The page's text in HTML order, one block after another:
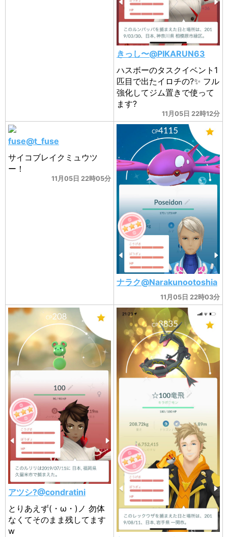
きっし〜@PIKARUN63
ハスボーのタスクイベント1
匹目で出たイロチの?✨ フル
強化してジム置きで使って
ます?
11月05日 22時12分
fuse@t_fuse
サイコブレイクミュウツ
ー！
11月05日 22時05分
ナラク@Narakunootoshia
11月05日 22時03分
アツシ?@condratini
とりあえず(・ω・)ノ 勿体
なくてそのまま残してます
w